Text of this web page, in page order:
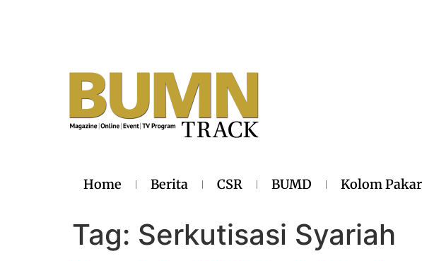
Home Berita CSR BUMD Kolom Pakar
Tag: Serkutisasi Syariah